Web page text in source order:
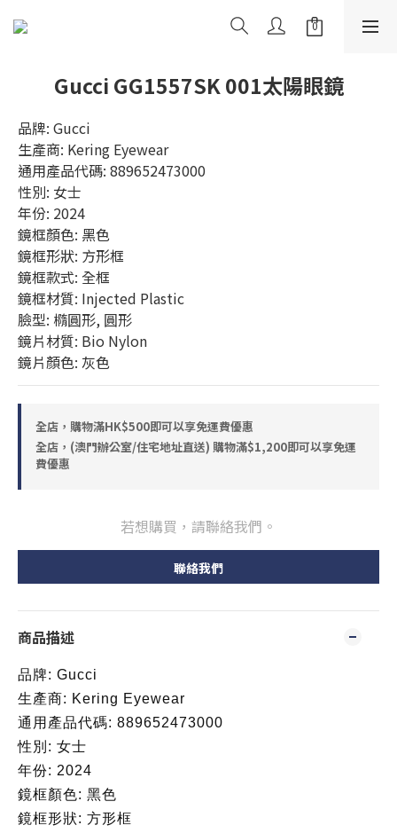
Gucci GG1557SK 001太陽眼鏡
品牌: Gucci
生產商: Kering Eyewear
通用產品代碼: 889652473000
性別: 女士
年份: 2024
鏡框顏色: 黑色
鏡框形狀: 方形框
鏡框款式: 全框
鏡框材質: Injected Plastic
臉型: 橢圓形, 圓形
鏡片材質: Bio Nylon
鏡片顏色: 灰色
全店，購物滿HK$500即可以享免運費優惠
全店，(澳門辦公室/住宅地址直送) 購物滿$1,200即可以享免運
費優惠
若想購買，請聯絡我們。
聯絡我們
商品描述
品牌: Gucci
生產商: Kering Eyewear
通用產品代碼: 889652473000
性別: 女士
年份: 2024
鏡框顏色: 黑色
鏡框形狀: 方形框